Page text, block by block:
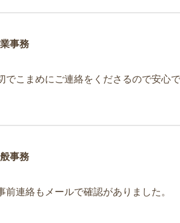
事務
でこまめにご連絡をくださるので安心
事務
前連絡もメールで確認がありました。